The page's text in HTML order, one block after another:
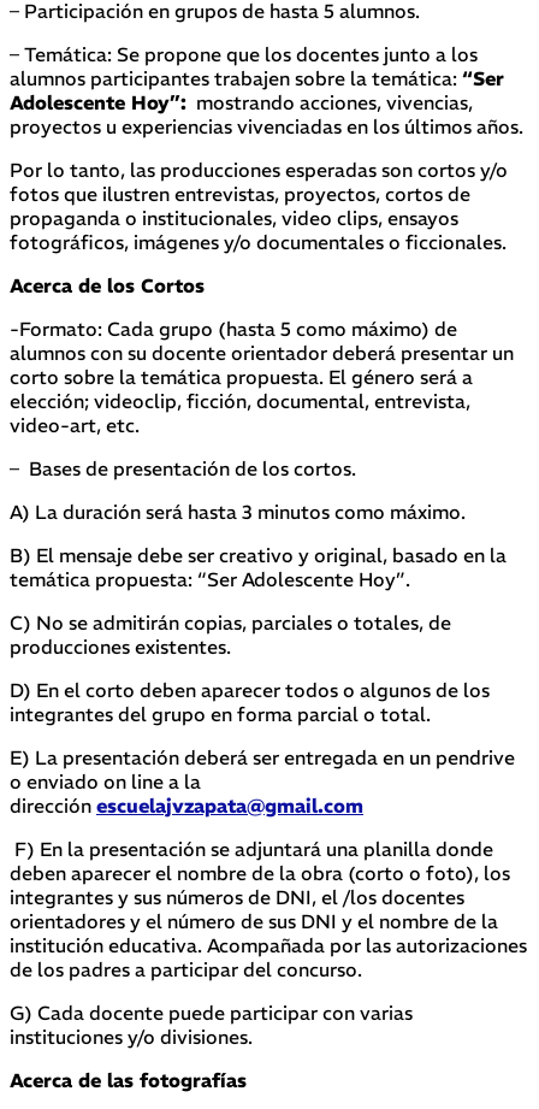
– Participación en grupos de hasta 5 alumnos.
– Temática: Se propone que los docentes junto a los
alumnos participantes trabajen sobre la temática: “Ser
Adolescente Hoy”: mostrando acciones, vivencias,
proyectos u experiencias vivenciadas en los últimos años.
Por lo tanto, las producciones esperadas son cortos y/o
fotos que ilustren entrevistas, proyectos, cortos de
propaganda o institucionales, video clips, ensayos
fotográficos, imágenes y/o documentales o ficcionales.
Acerca de los Cortos
-Formato: Cada grupo (hasta 5 como máximo) de
alumnos con su docente orientador deberá presentar un
corto sobre la temática propuesta. El género será a
elección; videoclip, ficción, documental, entrevista,
video-art, etc.
– Bases de presentación de los cortos.
A) La duración será hasta 3 minutos como máximo.
B) El mensaje debe ser creativo y original, basado en la
temática propuesta: “Ser Adolescente Hoy”.
C) No se admitirán copias, parciales o totales, de
producciones existentes.
D) En el corto deben aparecer todos o algunos de los
integrantes del grupo en forma parcial o total.
E) La presentación deberá ser entregada en un pendrive
o enviado on line a la
dirección escuelajvzapata@gmail.com
F) En la presentación se adjuntará una planilla donde
deben aparecer el nombre de la obra (corto o foto), los
integrantes y sus números de DNI, el /los docentes
orientadores y el número de sus DNI y el nombre de la
institución educativa. Acompañada por las autorizaciones
de los padres a participar del concurso.
G) Cada docente puede participar con varias
instituciones y/o divisiones.
Acerca de las fotografías